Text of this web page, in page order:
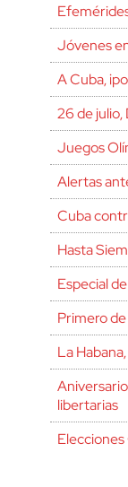
Jóvenes
A Cuba,
26 de julio,
Juegos
Alertas
Cuba
Hasta
Especial
Primero
La
libertarias